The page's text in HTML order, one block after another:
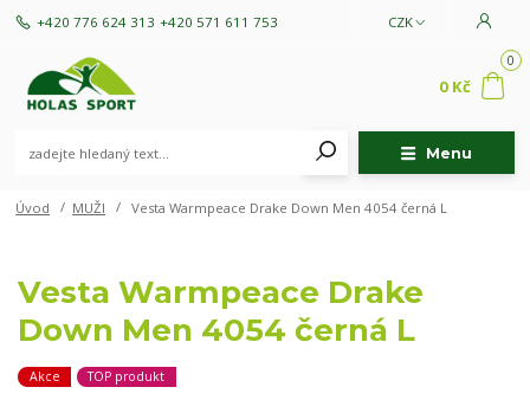
Menu
CZK
+420 776 624 313 +420 571 611 753
0
0 Kč
Úvod MUŽI Vesta Warmpeace Drake Down Men 4054 černá L
Vesta Warmpeace Drake
Down Men 4054 černá L
Akce TOP produkt